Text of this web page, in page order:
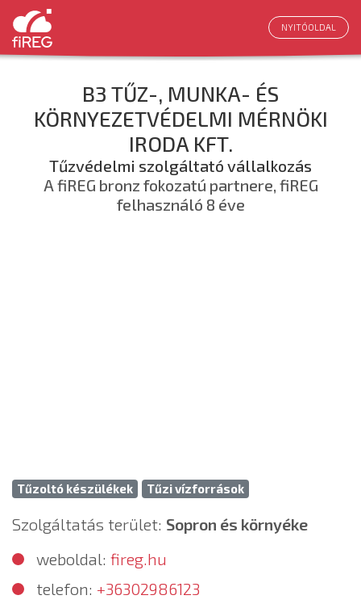
NYITÓOLDAL
B3 TŰZ-, MUNKA- ÉS
KÖRNYEZETVÉDELMI MÉRNÖKI
IRODA KFT.
Tűzvédelmi szolgáltató vállalkozás
A fiREG bronz fokozatú partnere, fiREG
felhasználó 8 éve
Tűzoltó készülékek Tűzi vízforrások
Szolgáltatás terület: Sopron és környéke
weboldal: fireg.hu
telefon: +36302986123